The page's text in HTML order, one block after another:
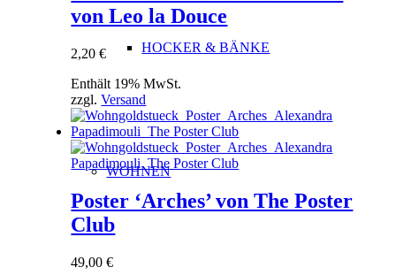
HOCKER & BÄNKE
WOHNEN
von Leo la Douce
2,20€
Enthält 19% MwSt.
zzgl.Versand
Poster ‘Arches’ von The Poster
Club
49,00€